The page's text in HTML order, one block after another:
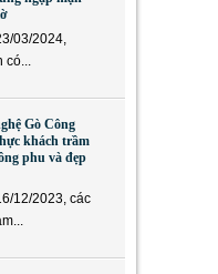
03/2024,
có...
Gò Công
khách trầm
phu và đẹp
12/2023, các